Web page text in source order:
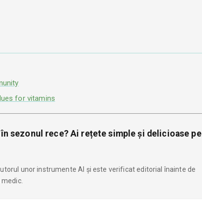
for vitamins
sezonul rece? Ai rețete simple și delicioase pe
unor instrumente AI și este verificat editorial înainte de